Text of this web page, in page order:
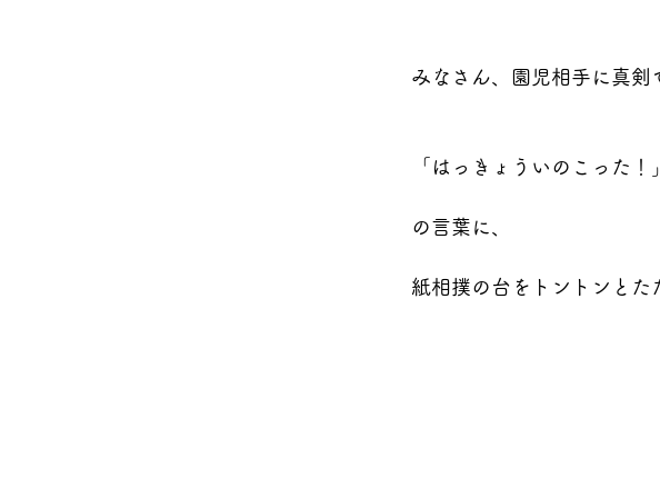
みなさん、園児相手に真剣
「はっきょういのこった！」
の言葉に、
紙相撲の台をトントンとた